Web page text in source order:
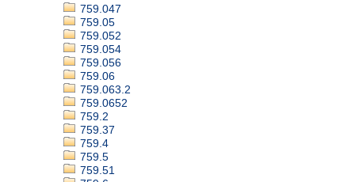
759.047
759.05
759.052
759.054
759.056
759.06
759.063.2
759.0652
759.2
759.37
759.4
759.5
759.51